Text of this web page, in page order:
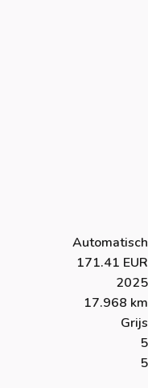
Automatisch
171.41 EUR
2025
17.968 km
Grijs
5
5